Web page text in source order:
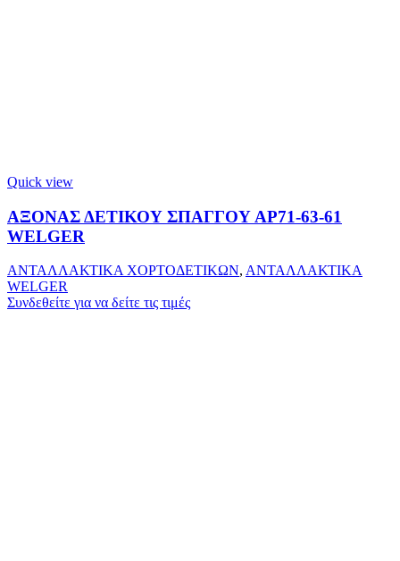
Quick view
ΑΞΟΝΑΣ ΔΕΤΙΚΟΥ ΣΠΑΓΓΟΥ ΑΡ71-63-61
WELGER
ΑΝΤΑΛΛΑΚΤΙΚΑ ΧΟΡΤΟΔΕΤΙΚΩΝ, ΑΝΤΑΛΛΑΚΤΙΚΑ
WELGER
Συνδεθείτε για να δείτε τις τιμές